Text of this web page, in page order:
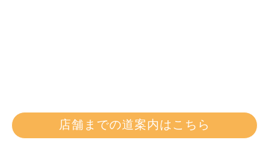
店舗までの道案内はこちら